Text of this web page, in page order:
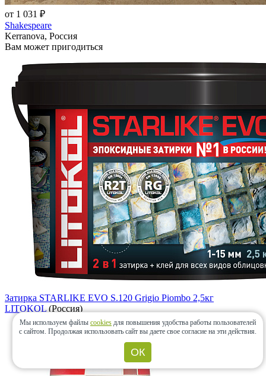
от 1 031 ₽
Shakespeare
Kerranova, Россия
Вам может пригодиться
Затирка STARLIKE EVO S.120 Grigio Piombo 2,5кг
LITOKOL(Россия)
Мы используем файлы cookies для повышения удобства работы пользователей
с сайтом. Продолжая использовать сайт вы даете свое согласие на эти действия.
ОК